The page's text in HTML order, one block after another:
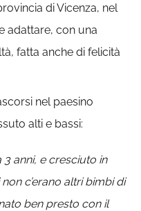
di Vicenza, nel
adattare, con una
fatta anche di felicità
nel paesino
alti e bassi:
3 anni, e cresciuto in
c’erano altri bimbi di
ben presto con il